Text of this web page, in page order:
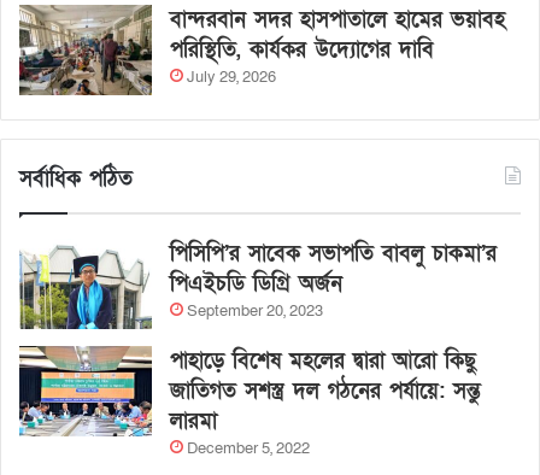
বান্দরবান সদর হাসপাতালে হামের ভয়াবহ
পরিস্থিতি, কার্যকর উদ্যোগের দাবি
July 29, 2026
সর্বাধিক পঠিত
পিসিপি’র সাবেক সভাপতি বাবলু চাকমা’র
পিএইচডি ডিগ্রি অর্জন
September 20, 2023
পাহাড়ে বিশেষ মহলের দ্বারা আরো কিছু
জাতিগত সশস্ত্র দল গঠনের পর্যায়ে: সন্তু
লারমা
December 5, 2022